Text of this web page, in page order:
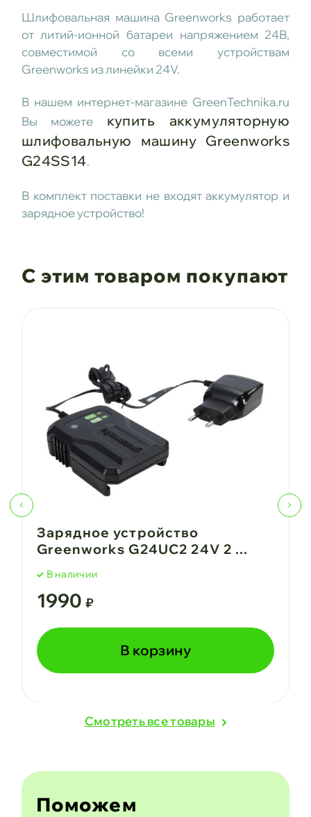
Шлифовальная машина Greenworks работает
от литий-ионной батареи напряжением 24В,
совместимой со всеми устройствам
Greenworks из линейки 24V.
В нашем интернет-магазине GreenTechnika.ru
Вы можете купить аккумуляторную
шлифовальную машину Greenworks
G24SS14.
В комплект поставки не входят аккумулятор и
зарядное устройство!
С этим товаром покупают
Зарядное устройство
Greenworks G24UC2 24V 2 ...
В наличии
1990 ₽
В корзину
Cмотреть все товары
Поможем